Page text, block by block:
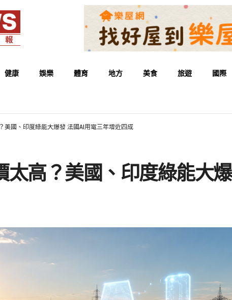
健康 娛樂 體育 地方 美食 旅遊 國際
美國、印度綠能大爆發 法國AI用電三年增近四成
太高？美國、印度綠能大